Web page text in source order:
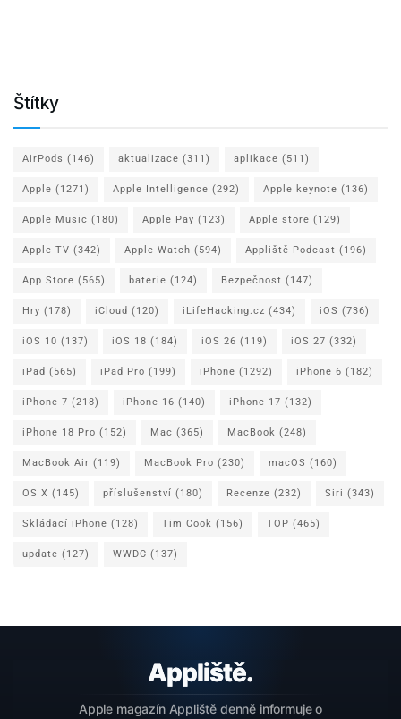
Štítky
AirPods (146) aktualizace (311) aplikace (511)
Apple (1271) Apple Intelligence (292) Apple keynote (136)
Apple Music (180) Apple Pay (123) Apple store (129)
Apple TV (342) Apple Watch (594) Appliště Podcast (196)
App Store (565) baterie (124) Bezpečnost (147)
Hry (178) iCloud (120) iLifeHacking.cz (434) iOS (736)
iOS 10 (137) iOS 18 (184) iOS 26 (119) iOS 27 (332)
iPad (565) iPad Pro (199) iPhone (1292) iPhone 6 (182)
iPhone 7 (218) iPhone 16 (140) iPhone 17 (132)
iPhone 18 Pro (152) Mac (365) MacBook (248)
MacBook Air (119) MacBook Pro (230) macOS (160)
OS X (145) příslušenství (180) Recenze (232) Siri (343)
Skládací iPhone (128) Tim Cook (156) TOP (465)
update (127) WWDC (137)
Apple magazín Appliště denně informuje o